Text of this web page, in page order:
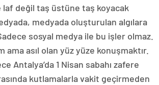
değil taş üstüne taş koyacak
medyada oluşturulan algılara
sosyal medya ile bu işler olmaz.
ama asıl olan yüz yüze konuşmaktır.
Antalya’da 1 Nisan sabahı zafere
kutlamalarla vakit geçirmeden